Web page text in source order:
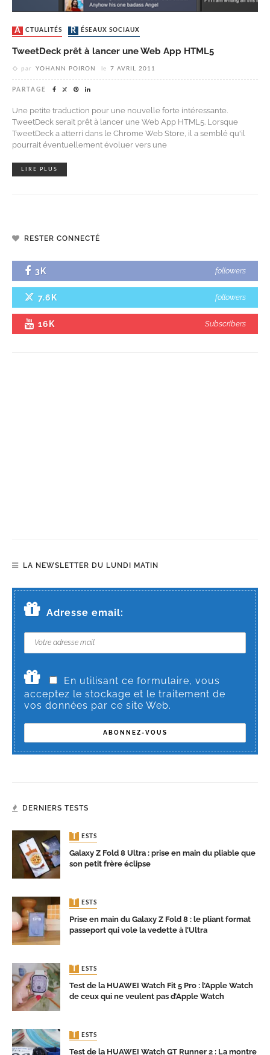
ACTUALITÉS RÉSEAUX SOCIAUX
TweetDeck prêt à lancer une Web App HTML5
par YOHANN POIRON le 7 AVRIL 2011
PARTAGE
Une petite traduction pour une nouvelle forte intéressante.
TweetDeck serait prêt à lancer une Web App HTML5. Lorsque
TweetDeck a atterri dans le Chrome Web Store, il a semblé qu'il
pourrait éventuellement évoluer vers une
LIRE PLUS
RESTER CONNECTÉ
3K followers
7.6K followers
16K Subscribers
LA NEWSLETTER DU LUNDI MATIN
Adresse email:
En utilisant ce formulaire, vous
acceptez le stockage et le traitement de
vos données par ce site Web.
DERNIERS TESTS
TESTS
Galaxy Z Fold 8 Ultra : prise en main du pliable que
son petit frère éclipse
TESTS
Prise en main du Galaxy Z Fold 8 : le pliant format
passeport qui vole la vedette à l’Ultra
TESTS
Test de la HUAWEI Watch Fit 5 Pro : l’Apple Watch
de ceux qui ne veulent pas d’Apple Watch
TESTS
Test de la HUAWEI Watch GT Runner 2 : La montre